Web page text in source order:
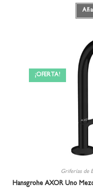
¡OFERTA!
Griferías de
Hansgrohe AXOR Uno